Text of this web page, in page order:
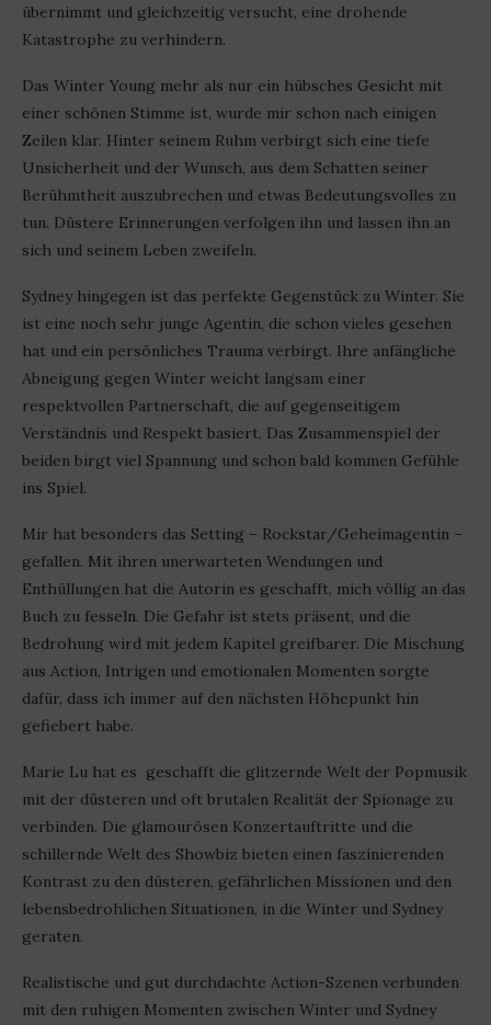
übernimmt und gleichzeitig versucht, eine drohende
Katastrophe zu verhindern.
Das Winter Young mehr als nur ein hübsches Gesicht mit
einer schönen Stimme ist, wurde mir schon nach einigen
Zeilen klar. Hinter seinem Ruhm verbirgt sich eine tiefe
Unsicherheit und der Wunsch, aus dem Schatten seiner
Berühmtheit auszubrechen und etwas Bedeutungsvolles zu
tun. Düstere Erinnerungen verfolgen ihn und lassen ihn an
sich und seinem Leben zweifeln.
Sydney hingegen ist das perfekte Gegenstück zu Winter. Sie
ist eine noch sehr junge Agentin, die schon vieles gesehen
hat und ein persönliches Trauma verbirgt. Ihre anfängliche
Abneigung gegen Winter weicht langsam einer
respektvollen Partnerschaft, die auf gegenseitigem
Verständnis und Respekt basiert. Das Zusammenspiel der
beiden birgt viel Spannung und schon bald kommen Gefühle
ins Spiel.
Mir hat besonders das Setting – Rockstar/Geheimagentin –
gefallen. Mit ihren unerwarteten Wendungen und
Enthüllungen hat die Autorin es geschafft, mich völlig an das
Buch zu fesseln. Die Gefahr ist stets präsent, und die
Bedrohung wird mit jedem Kapitel greifbarer. Die Mischung
aus Action, Intrigen und emotionalen Momenten sorgte
dafür, dass ich immer auf den nächsten Höhepunkt hin
gefiebert habe.
Marie Lu hat es geschafft die glitzernde Welt der Popmusik
mit der düsteren und oft brutalen Realität der Spionage zu
verbinden. Die glamourösen Konzertauftritte und die
schillernde Welt des Showbiz bieten einen faszinierenden
Kontrast zu den düsteren, gefährlichen Missionen und den
lebensbedrohlichen Situationen, in die Winter und Sydney
geraten.
Realistische und gut durchdachte Action-Szenen verbunden
mit den ruhigen Momenten zwischen Winter und Sydney